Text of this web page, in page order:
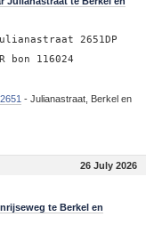
2651DP
bon 116024
2651 - Julianastraat, Berkel en
26 July 2026
te Berkel en